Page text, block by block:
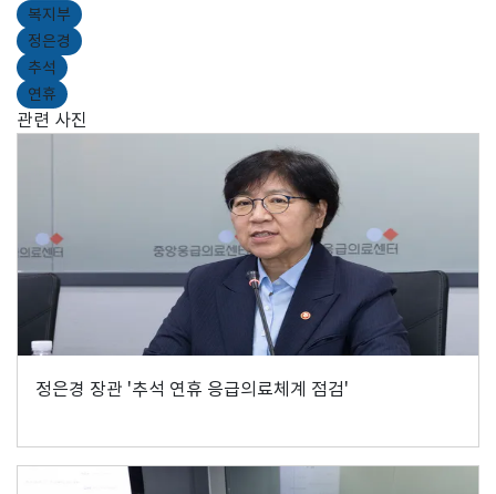
복지부
정은경
추석
연휴
관련 사진
정은경 장관 '추석 연휴 응급의료체계 점검'